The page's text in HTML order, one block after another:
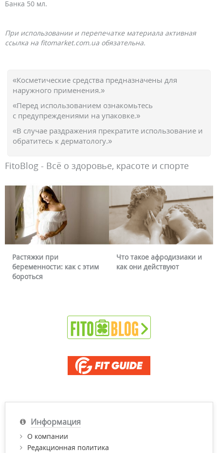
Банка 50 мл.
При использовании и перепечатке материала активная
ссылка на fitomarket.com.ua обязательна.
«Косметические средства предназначены для
наружного применения.»
«Перед использованием ознакомьтесь
с предупреждениями на упаковке.»
«В случае раздражения прекратите использование и
обратитесь к дерматологу.»
FitoBlog - Всё о здоровье, красоте и спорте
Растяжки при
беременности: как с этим
бороться
Что такое афродизиаки и
как они действуют
Информация
О компании
Редакционная политика